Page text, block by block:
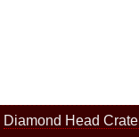
Diamond Head